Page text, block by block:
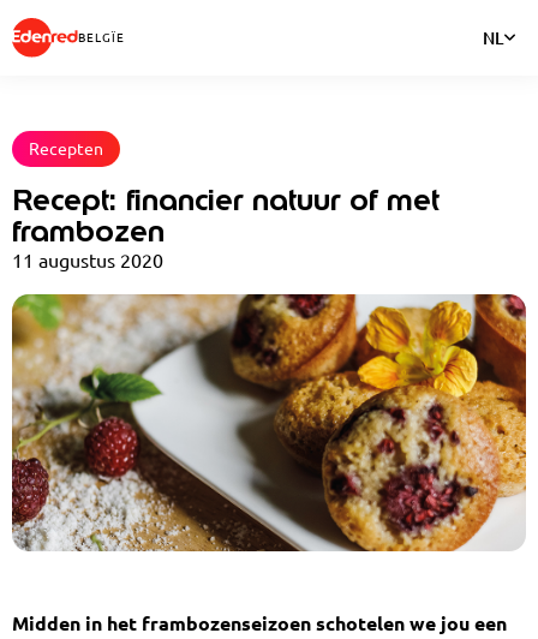
BELGÏE NL
Recepten
Recept: financier natuur of met
frambozen
11 augustus 2020
Midden in het frambozenseizoen schotelen we jou een